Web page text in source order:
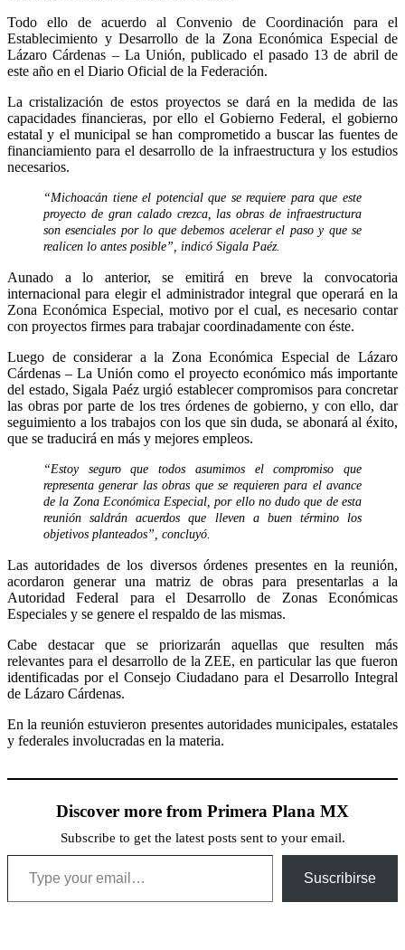
Todo ello de acuerdo al Convenio de Coordinación para el
Establecimiento y Desarrollo de la Zona Económica Especial de
Lázaro Cárdenas – La Unión, publicado el pasado 13 de abril de
este año en el Diario Oficial de la Federación.
La cristalización de estos proyectos se dará en la medida de las
capacidades financieras, por ello el Gobierno Federal, el gobierno
estatal y el municipal se han comprometido a buscar las fuentes de
financiamiento para el desarrollo de la infraestructura y los estudios
necesarios.
“Michoacán tiene el potencial que se requiere para que este
proyecto de gran calado crezca, las obras de infraestructura
son esenciales por lo que debemos acelerar el paso y que se
realicen lo antes posible”, indicó Sigala Paéz.
Aunado a lo anterior, se emitirá en breve la convocatoria
internacional para elegir el administrador integral que operará en la
Zona Económica Especial, motivo por el cual, es necesario contar
con proyectos firmes para trabajar coordinadamente con éste.
Luego de considerar a la Zona Económica Especial de Lázaro
Cárdenas – La Unión como el proyecto económico más importante
del estado, Sigala Paéz urgió establecer compromisos para concretar
las obras por parte de los tres órdenes de gobierno, y con ello, dar
seguimiento a los trabajos con los que sin duda, se abonará al éxito,
que se traducirá en más y mejores empleos.
“Estoy seguro que todos asumimos el compromiso que
representa generar las obras que se requieren para el avance
de la Zona Económica Especial, por ello no dudo que de esta
reunión saldrán acuerdos que lleven a buen término los
objetivos planteados”, concluyó.
Las autoridades de los diversos órdenes presentes en la reunión,
acordaron generar una matriz de obras para presentarlas a la
Autoridad Federal para el Desarrollo de Zonas Económicas
Especiales y se genere el respaldo de las mismas.
Cabe destacar que se priorizarán aquellas que resulten más
relevantes para el desarrollo de la ZEE, en particular las que fueron
identificadas por el Consejo Ciudadano para el Desarrollo Integral
de Lázaro Cárdenas.
En la reunión estuvieron presentes autoridades municipales, estatales
y federales involucradas en la materia.
Discover more from Primera Plana MX
Subscribe to get the latest posts sent to your email.
Type your email…
Suscribirse